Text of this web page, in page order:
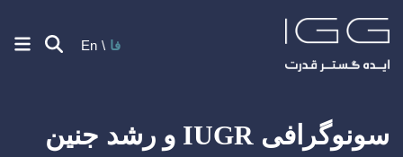
فا En
سونوگرافی IUGR و رشد جنین